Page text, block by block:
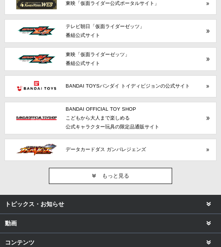
東映「仮面ライダー公式ポータルサイト」
テレビ朝日「仮面ライダーゼッツ」
番組公式サイト
東映「仮面ライダーゼッツ」
番組公式サイト
BANDAI TOYSバンダイ トイディビジョンの公式サイト
BANDAI OFFICIAL TOY SHOP
こどもから大人まで楽しめる
公式キャラクター玩具の限定品通販サイト
データカードダス ガンバレジェンズ
もっと見る
トピックス・お知らせ
動画
コンテンツ